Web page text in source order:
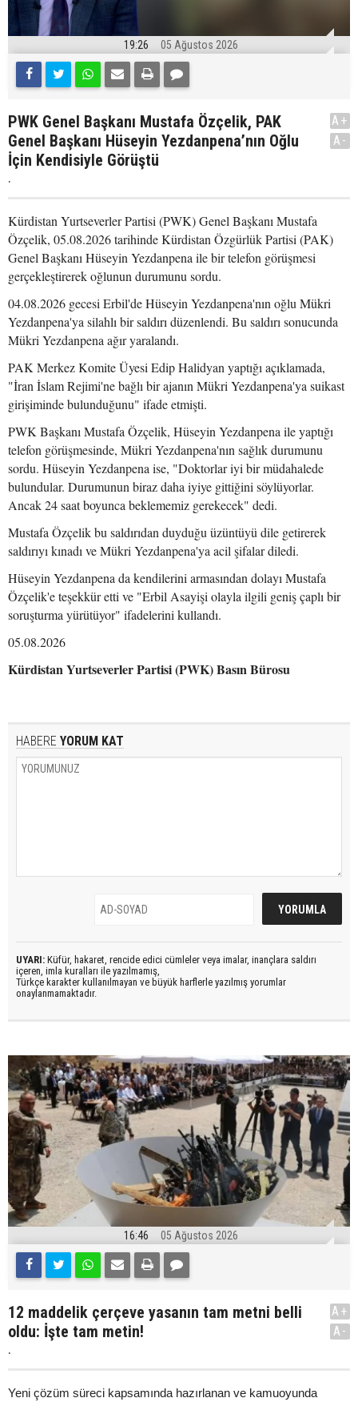
19:26 05 Ağustos 2026
PWK Genel Başkanı Mustafa Özçelik, PAK
Genel Başkanı Hüseyin Yezdanpena’nın Oğlu
İçin Kendisiyle Görüştü
.
A+
A-
Kürdistan Yurtseverler Partisi (PWK) Genel Başkanı Mustafa
Özçelik, 05.08.2026 tarihinde Kürdistan Özgürlük Partisi (PAK)
Genel Başkanı Hüseyin Yezdanpena ile bir telefon görüşmesi
gerçekleştirerek oğlunun durumunu sordu.
04.08.2026 gecesi Erbil'de Hüseyin Yezdanpena'nın oğlu Mükri
Yezdanpena'ya silahlı bir saldırı düzenlendi. Bu saldırı sonucunda
Mükri Yezdanpena ağır yaralandı.
PAK Merkez Komite Üyesi Edip Halidyan yaptığı açıklamada,
"İran İslam Rejimi'ne bağlı bir ajanın Mükri Yezdanpena'ya suikast
girişiminde bulunduğunu" ifade etmişti.
PWK Başkanı Mustafa Özçelik, Hüseyin Yezdanpena ile yaptığı
telefon görüşmesinde, Mükri Yezdanpena'nın sağlık durumunu
sordu. Hüseyin Yezdanpena ise, "Doktorlar iyi bir müdahalede
bulundular. Durumunun biraz daha iyiye gittiğini söylüyorlar.
Ancak 24 saat boyunca beklememiz gerekecek" dedi.
Mustafa Özçelik bu saldırıdan duyduğu üzüntüyü dile getirerek
saldırıyı kınadı ve Mükri Yezdanpena'ya acil şifalar diledi.
Hüseyin Yezdanpena da kendilerini armasından dolayı Mustafa
Özçelik'e teşekkür etti ve "Erbil Asayişi olayla ilgili geniş çaplı bir
soruşturma yürütüyor" ifadelerini kullandı.
05.08.2026
Kürdistan Yurtseverler Partisi (PWK) Basın Bürosu
HABERE YORUM KAT
UYARI: Küfür, hakaret, rencide edici cümleler veya imalar, inançlara saldırı
içeren, imla kuralları ile yazılmamış,
Türkçe karakter kullanılmayan ve büyük harflerle yazılmış yorumlar
onaylanmamaktadır.
16:46 05 Ağustos 2026
12 maddelik çerçeve yasanın tam metni belli
oldu: İşte tam metin!
.
A+
A-
Yeni çözüm süreci kapsamında hazırlanan ve kamuoyunda